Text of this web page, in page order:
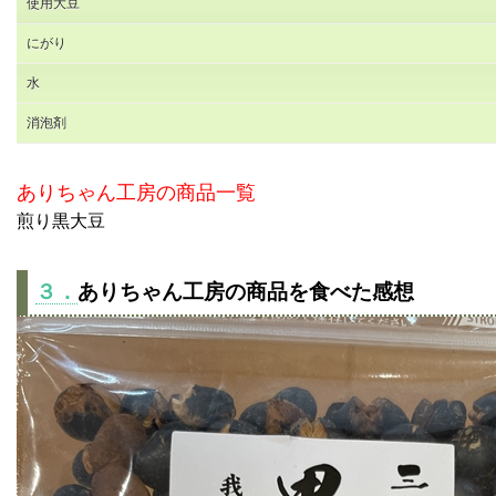
使用大豆
にがり
水
消泡剤
ありちゃん工房の商品一覧
煎り黒大豆
３． ありちゃん工房の商品を食べた感想